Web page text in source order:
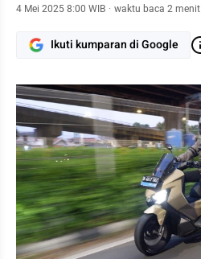
4 Mei 2025 8:00 WIB · waktu baca 2 menit
Ikuti kumparan di Google